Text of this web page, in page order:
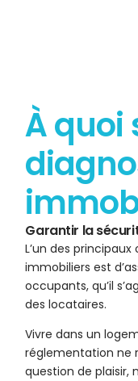
À quoi
Garantir la
L’un des
immobiliers est
occupants, qu’il
des locataires.
Vivre dans un
réglementation ne
question de plaisir,